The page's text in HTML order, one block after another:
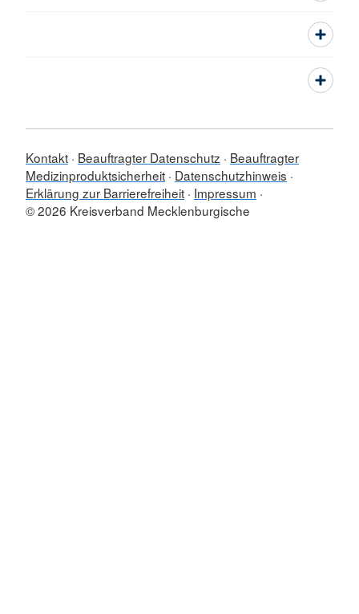
Kontakt Beauftragter Datenschutz
Beauftragter
Medizinproduktsicherheit Datenschutzhinweis
Erklärung zur Barrierefreiheit Impressum
© 2026 Kreisverband Mecklenburgische